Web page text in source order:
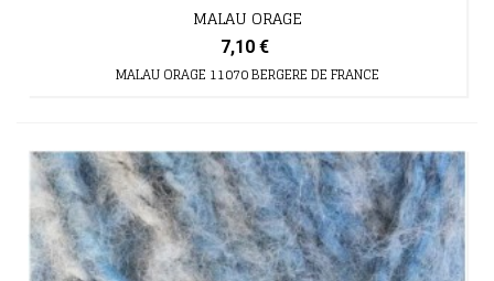
MALAU ORAGE
7,10 €
MALAU ORAGE 11070 BERGERE DE FRANCE